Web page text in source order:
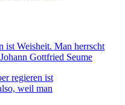
regieren ist
weil man